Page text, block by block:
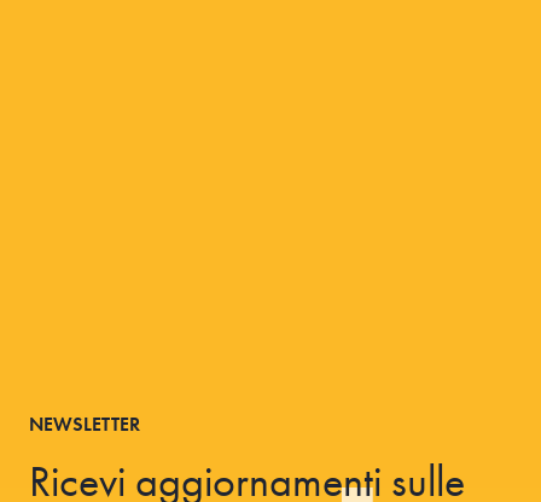
NEWSLETTER
Ricevi aggiornamenti sulle